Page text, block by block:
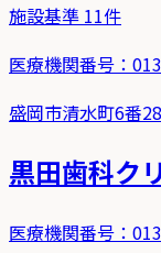
施設基準 11件
医療機関番号：
盛岡市清水町6番
黒田歯科ク
医療機関番号：